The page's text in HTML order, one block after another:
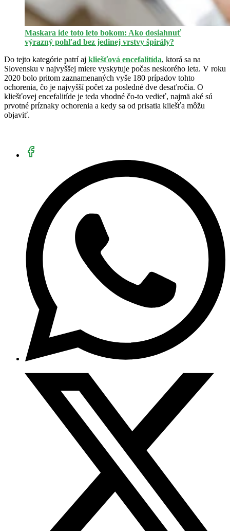
Maskara ide toto leto bokom: Ako dosiahnuť
výrazný pohľad bez jedinej vrstvy špirály?
Do tejto kategórie patrí aj kliešťová encefalitída, ktorá sa na
Slovensku v najvyššej miere vyskytuje počas neskorého leta. V roku
2020 bolo pritom zaznamenaných vyše 180 prípadov tohto
ochorenia, čo je najvyšší počet za posledné dve desaťročia. O
kliešťovej encefalitíde je teda vhodné čo-to vedieť, najmä aké sú
prvotné príznaky ochorenia a kedy sa od prisatia kliešťa môžu
objaviť.